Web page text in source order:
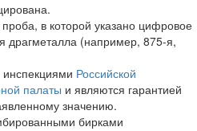
в которой указано цифровое
драгметалла (например, 875-я,
Российской
палаты и являются гарантией
значению.
бирками